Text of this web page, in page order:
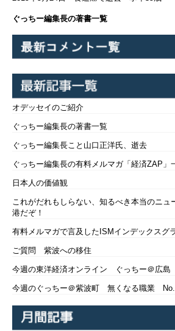
ぐっちー編集長の著書一覧
オデッセイのご紹介
ぐっちー編集長の著書一覧
ぐっちー編集長こと山口正洋氏、逝去
ぐっちー編集長の有料メルマガ「経済ZAP」
日本人の価値観
これがだれもしらない、知るべき本当のニ
港だぞ！
有料メルマガで言及したISMインデックスグ
ご質問 紫波への移住
今週の東洋経済オンライン ぐっちー＠広島
今週のぐっちー＠紫波町 無くなる職業